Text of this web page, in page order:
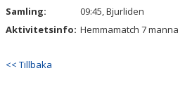
Samling:
09:45, Bjurliden
Aktivitetsinfo: Hemmamatch 7 manna
<< Tillbaka